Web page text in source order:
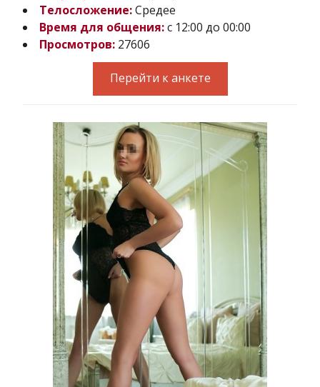
Телосложение:Средее
Время для общения:с 12:00 до 00:00
Просмотров: 27606
Перейти к анкете